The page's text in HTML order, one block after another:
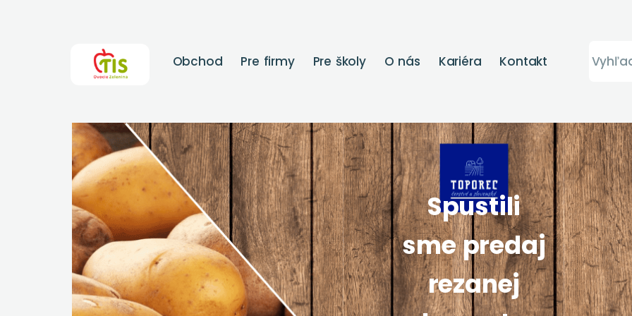
Obchod Pre firmy Pre školy O nás Kariéra Kontakt
Spustili
sme predaj
rezanej